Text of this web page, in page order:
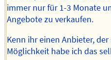
immer nur für 1-3 Monate
Angebote zu verkaufen.
Kenn ihr einen Anbieter,
Möglichkeit habe ich das